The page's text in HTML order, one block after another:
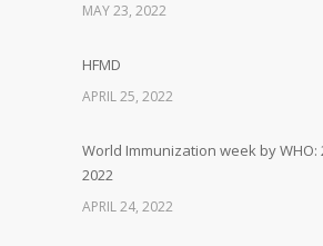
MAY 23, 2022
HFMD
APRIL 25, 2022
World Immunization week by WHO:
2022
APRIL 24, 2022